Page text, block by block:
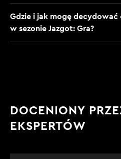
Gdzie i jak mogę decydować
w sezonie Jazgot: Gra?
DOCENIONY
EKSPERTÓW